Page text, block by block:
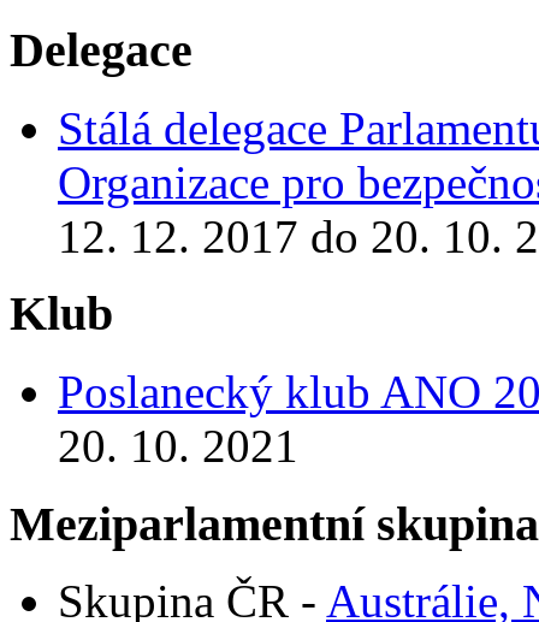
Delegace
Stálá delegace
Organizace pro
12. 12. 2017 do 20. 10.
Klub
Poslanecký klub ANO
20. 10. 2021
Meziparlamentní
Skupina ČR - Austrálie,